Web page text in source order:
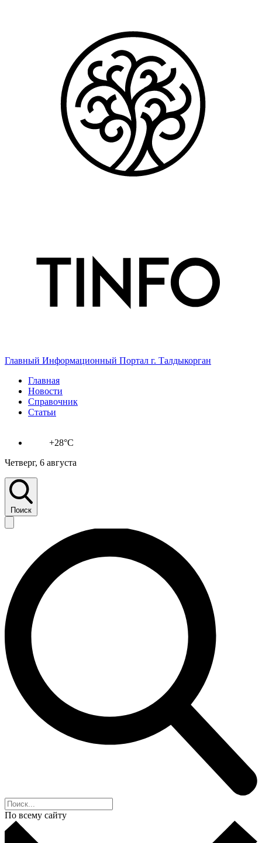
Главный Информационный Портал г. Талдыкорган
Главная
Новости
Справочник
Статьи
+28°C
Четверг, 6 августа
Поиск
По всему сайту